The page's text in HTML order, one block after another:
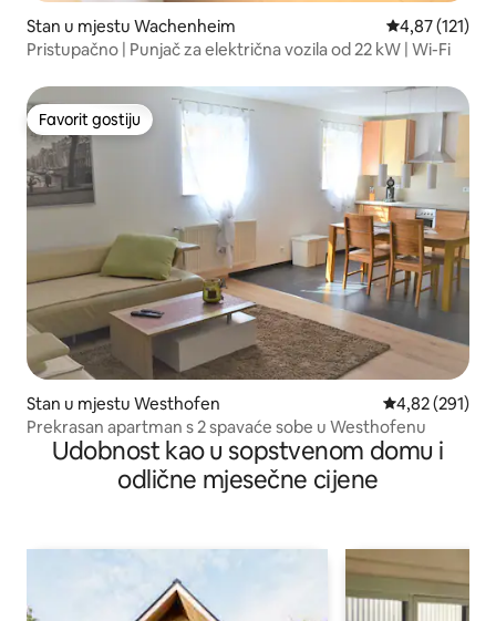
Stan u mjestu Wachenheim prosječna
4,87 (121)
Pristupačno | Punjač za električna vozila od 22 kW | Wi-Fi
Favorit gostiju
Favorit gostiju
Stan u mjestu Westhofen prosječna
4,82 (291)
Prekrasan apartman s 2 spavaće sobe u Westhofenu
Udobnost kao u sopstvenom domu i
odlične mjesečne cijene